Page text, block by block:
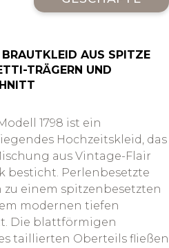
BRAUTKLEID AUS SPITZE
TRÄGERN UND
1798 ist ein
Hochzeitskleid, das
aus Vintage-Flair
besticht. Perlenbesetzte
einem spitzenbesetzten
modernen tiefen
Die blattförmigen
taillierten Oberteils fließen